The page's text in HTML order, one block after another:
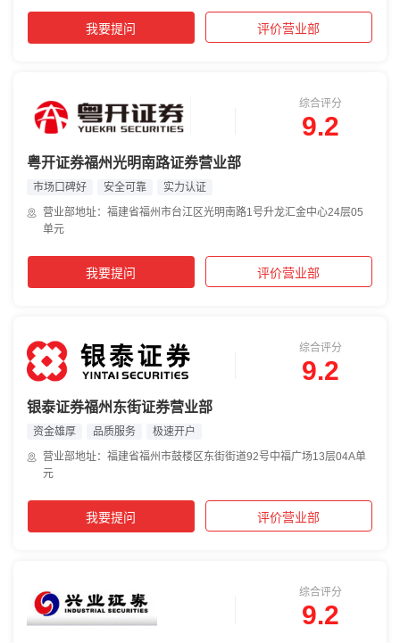
我要提问 评价营业部
综合评分
9.2
粤开证券福州光明南路证券营业部
市场口碑好 安全可靠
实力认证
营业部地址：福建省福州市台江区光明南路1号升龙汇金中心24层05
单元
我要提问 评价营业部
综合评分
9.2
银泰证券福州东街证券营业部
资金雄厚 品质服务
极速开户
营业部地址：福建省福州市鼓楼区东街街道92号中福广场13层04A单
元
我要提问 评价营业部
综合评分
9.2